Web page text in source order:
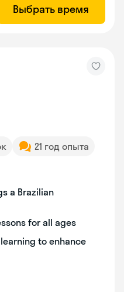
Выбрать время
21 год опыта
a Brazilian
for all ages
to enhance